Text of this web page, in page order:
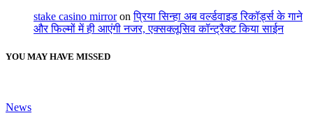
stake casino mirroronप्रिया सिन्हा अब वर्ल्डवाइड रिकॉर्ड्स के गाने
और फिल्मों में ही आएंगी नजर, एक्सक्लूसिव कॉन्ट्रैक्ट किया साईन
YOU MAY HAVE MISSED
News